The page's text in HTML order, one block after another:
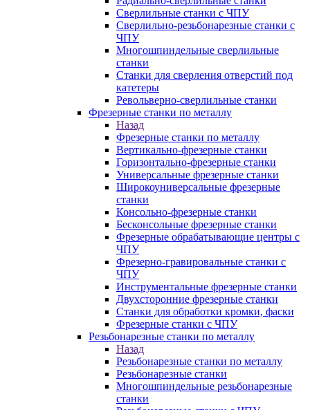
Сверлильные станки с ЧПУ
Сверлильно-резьбонарезные станки с
ЧПУ
Многошпиндельные сверлильные
станки
Станки для сверления отверстий под
катетеры
Револьверно-сверлильные станки
Фрезерные станки по металлу
Назад
Фрезерные станки по металлу
Вертикально-фрезерные станки
Горизонтально-фрезерные станки
Универсальные фрезерные станки
Широкоуниверсальные фрезерные
станки
Консольно-фрезерные станки
Бесконсольные фрезерные станки
Фрезерные обрабатывающие центры с
ЧПУ
Фрезерно-гравировальные станки с
ЧПУ
Инструментальные фрезерные станки
Двухсторонние фрезерные станки
Станки для обработки кромки, фаски
Фрезерные станки с ЧПУ
Резьбонарезные станки по металлу
Назад
Резьбонарезные станки по металлу
Резьбонарезные станки
Многошпиндельные резьбонарезные
станки